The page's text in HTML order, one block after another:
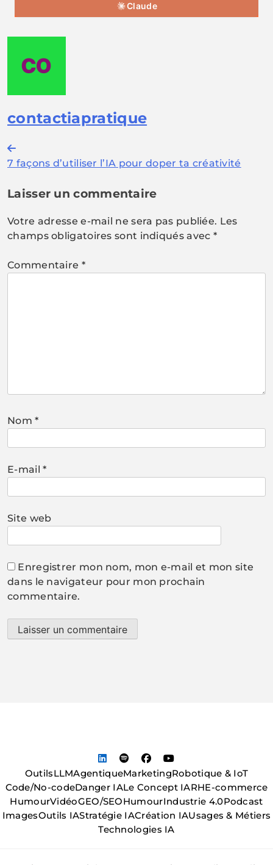
Claude
contactiapratique
Navigation
de
l’article
7 façons d’utiliser l’IA pour doper ta créativité
Laisser un commentaire
Votre adresse e-mail ne sera pas publiée. Les
champs obligatoires sont indiqués avec *
Commentaire *
Nom*
E-mail*
Site web
Enregistrer mon nom, mon e-mail et mon site
dans le navigateur pour mon prochain
commentaire.
OutilsLLMAgentiqueMarketingRobotique & IoT
Code/No-codeDanger IALe Concept IARHE-commerce
HumourVidéoGEO/SEOHumourIndustrie 4.0Podcast
ImagesOutils IAStratégie IACréation IAUsages & Métiers
Technologies IA